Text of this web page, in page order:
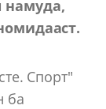
намуда,
Спорт"
ба